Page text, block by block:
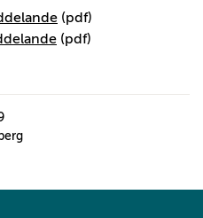
(pdf)
(pdf)